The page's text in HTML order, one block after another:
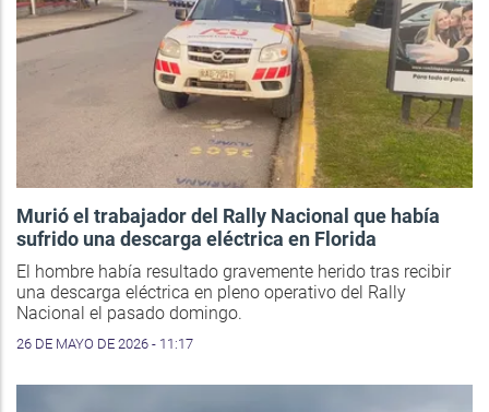
Murió el trabajador del Rally Nacional que había
sufrido una descarga eléctrica en Florida
El hombre había resultado gravemente herido tras recibir
una descarga eléctrica en pleno operativo del Rally
Nacional el pasado domingo.
26 DE MAYO DE 2026 - 11:17